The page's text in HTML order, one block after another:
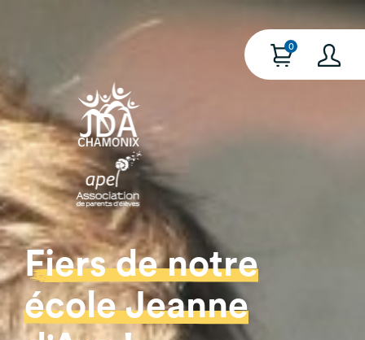
0
Fiers de notre
école Jeanne